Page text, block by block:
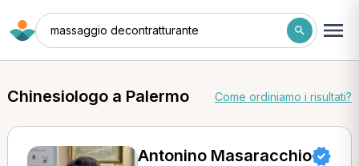
massaggio decontratturante
Chinesiologo a Palermo Come ordiniamo i risultati?
Antonino Masaracchio